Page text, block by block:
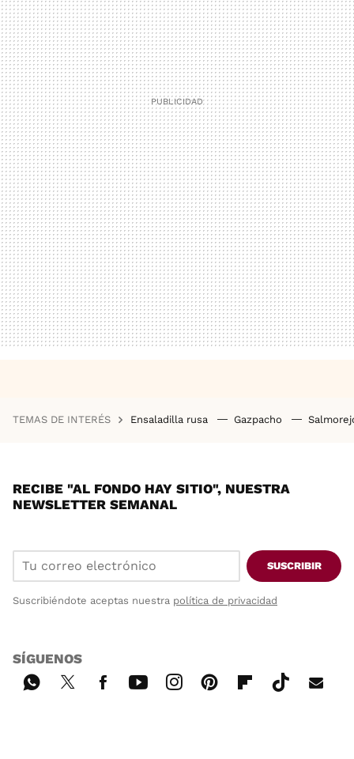
TEMAS DE INTERÉS Ensaladilla rusa Gazpacho
RECIBE "AL FONDO HAY SITIO", NUESTRA
NEWSLETTER SEMANAL
SUSCRIBIR
Suscribiéndote aceptas nuestra política de privacidad
SÍGUENOS